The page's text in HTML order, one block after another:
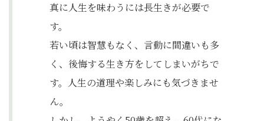
真に人生を味わうには長生きが必要で
す。
若い頃は智慧もなく、言動に間違いも多
く、後悔する生き方をしてしまいがちで
す。人生の道理や楽しみにも気づきませ
ん。